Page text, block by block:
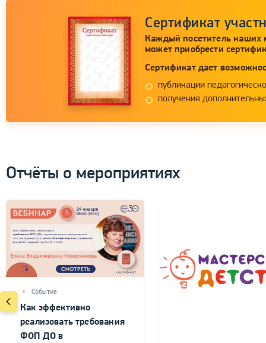
Сертификат
Каждый посетитель наших
может приобрести
Сертификат дает
публикации
получения
Отчёты о мероприятиях
Событие
Как эффективно
реализовать требования
ФОП ДО в